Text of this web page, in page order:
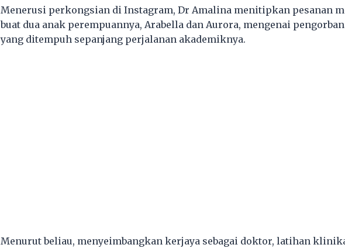
Menerusi perkongsian di Instagram, Dr Amalina menitipkan pesanan
buat dua anak perempuannya, Arabella dan Aurora, mengenai
yang ditempuh sepanjang perjalanan akademiknya.
Menurut beliau, menyeimbangkan kerjaya sebagai doktor, latihan